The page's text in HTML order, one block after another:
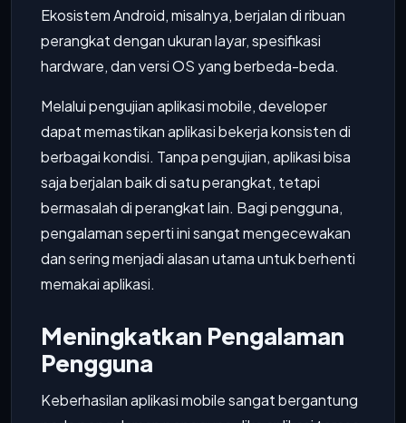
Ekosistem Android, misalnya, berjalan di ribuan
perangkat dengan ukuran layar, spesifikasi
hardware, dan versi OS yang berbeda-beda.
Melalui pengujian aplikasi mobile, developer
dapat memastikan aplikasi bekerja konsisten di
berbagai kondisi. Tanpa pengujian, aplikasi bisa
saja berjalan baik di satu perangkat, tetapi
bermasalah di perangkat lain. Bagi pengguna,
pengalaman seperti ini sangat mengecewakan
dan sering menjadi alasan utama untuk berhenti
memakai aplikasi.
Meningkatkan Pengalaman
Pengguna
Keberhasilan aplikasi mobile sangat bergantung